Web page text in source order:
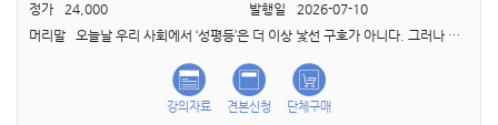
정가
24,000 발행일
2026-07-10
머리말 오늘날 우리 사회에서 ‘성평등’은 더 이상 낯선 구호가 아니다. 그러나 여전히 많은 이들에게 성평등은 여성이 남성보다 더 많은 혜택을 받는 역차별의 문제로 오해받거나, ..
강의자료 견본신청 단체구매